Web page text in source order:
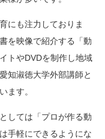
にも注力しておりま
を映像で紹介する「動
トやDVDを制作し地域
知淑徳大学外部講師と
ます。
しては「プロが作る動
手軽にできるようにな